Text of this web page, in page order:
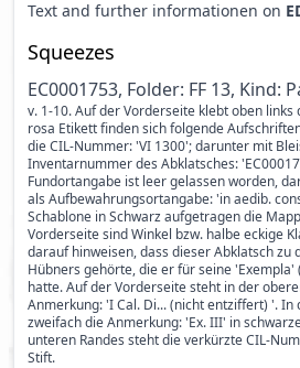
Text and further informationen on
Squeezes
EC0001753, Folder: FF 13, Kind:
v. 1-10. Auf der Vorderseite klebt oben links
rosa Etikett finden sich folgende
die CIL-Nummer: 'VI 1300'; darunter mit
Inventarnummer des Abklatsches:
Fundortangabe ist leer gelassen worden,
als Aufbewahrungsortangabe: 'in aedib.
Schablone in Schwarz aufgetragen die
Vorderseite sind Winkel bzw. halbe eckige
darauf hinweisen, dass dieser Abklatsch zu
Hübners gehörte, die er für seine
hatte. Auf der Vorderseite steht in der
Anmerkung: 'I Cal. Di... (nicht entziffert) '. In
zweifach die Anmerkung: 'Ex. III' in
unteren Randes steht die verkürzte CIL-
Stift.